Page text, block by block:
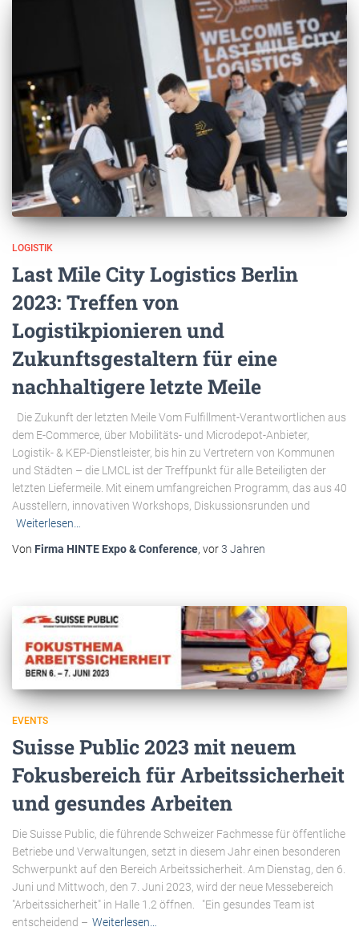
LOGISTIK
Last Mile City Logistics Berlin
2023: Treffen von
Logistikpionieren und
Zukunftsgestaltern für eine
nachhaltigere letzte Meile
Die Zukunft der letzten Meile Vom Fulfillment-Verantwortlichen aus
dem E-Commerce, über Mobilitäts- und Microdepot-Anbieter,
Logistik- & KEP-Dienstleister, bis hin zu Vertretern von Kommunen
und Städten – die LMCL ist der Treffpunkt für alle Beteiligten der
letzten Liefermeile. Mit einem umfangreichen Programm, das aus 40
Ausstellern, innovativen Workshops, Diskussionsrunden und
Weiterlesen…
Von Firma HINTE Expo & Conference, vor3 Jahren
EVENTS
Suisse Public 2023 mit neuem
Fokusbereich für Arbeitssicherheit
und gesundes Arbeiten
Die Suisse Public, die führende Schweizer Fachmesse für öffentliche
Betriebe und Verwaltungen, setzt in diesem Jahr einen besonderen
Schwerpunkt auf den Bereich Arbeitssicherheit. Am Dienstag, den 6.
Juni und Mittwoch, den 7. Juni 2023, wird der neue Messebereich
"Arbeitssicherheit" in Halle 1.2 öffnen. "Ein gesundes Team ist
entscheidend – Weiterlesen…